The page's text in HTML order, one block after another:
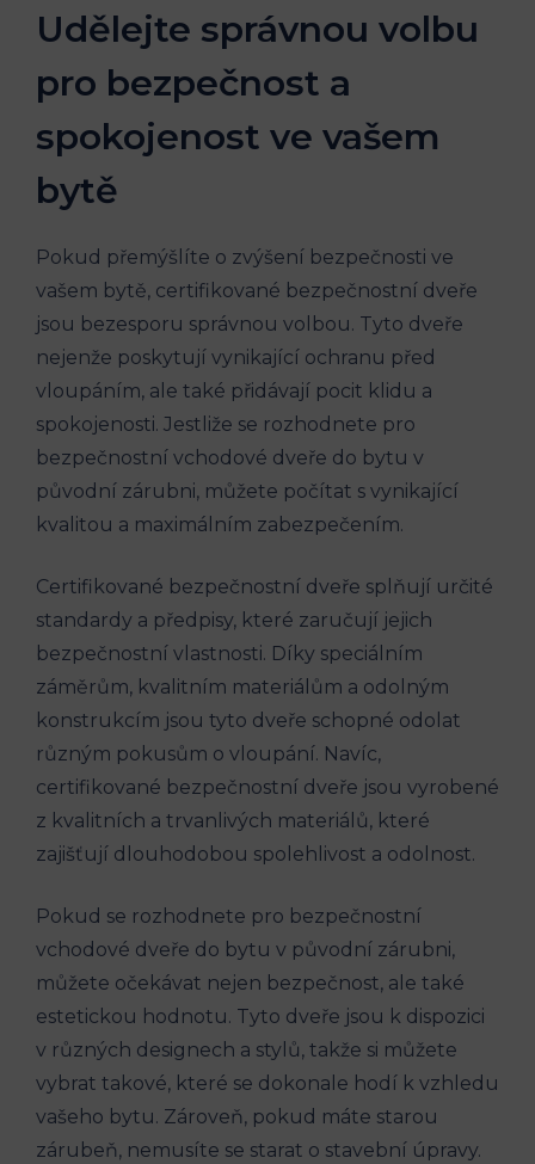
Udělejte správnou volbu
pro bezpečnost a
spokojenost ve vašem
bytě
Pokud⁣ přemýšlíte o zvýšení bezpečnosti ve
vašem bytě, certifikované bezpečnostní dveře
jsou bezesporu správnou ⁤volbou.⁤ Tyto dveře
nejenže poskytují⁢ vynikající ochranu před
vloupáním, ale také přidávají pocit klidu a
⁤spokojenosti. Jestliže se rozhodnete pro
bezpečnostní vchodové dveře do bytu v
původní zárubni, můžete ⁢počítat s vynikající
kvalitou a maximálním zabezpečením.
Certifikované bezpečnostní dveře splňují určité
standardy a​ předpisy, které zaručují jejich
bezpečnostní vlastnosti. Díky speciálním
záměrům, kvalitním materiálům a odolným
konstrukcím jsou tyto dveře schopné⁤ odolat
různým pokusům o vloupání.‍ Navíc,
certifikované bezpečnostní dveře jsou vyrobené
​z kvalitních a ⁢trvanlivých materiálů, které
zajišťují dlouhodobou spolehlivost a odolnost.
Pokud se rozhodnete pro bezpečnostní
vchodové dveře do bytu v původní zárubni,
můžete⁢ očekávat nejen bezpečnost, ale⁤ také
estetickou hodnotu. Tyto dveře jsou ⁣k dispozici
v různých designech a stylů, takže si můžete
vybrat ‌takové, které se dokonale hodí ‌k vzhledu
vašeho bytu.​ Zároveň, pokud máte starou
zárubeň, nemusíte se starat o stavební úpravy.